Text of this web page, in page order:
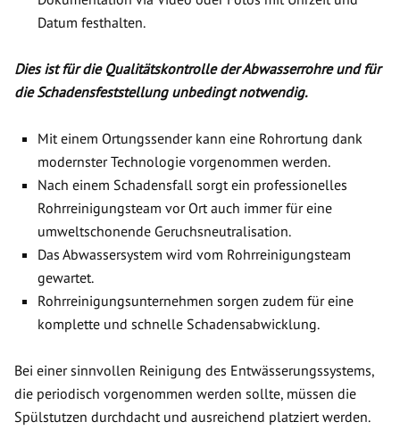
Datum festhalten.
Dies ist für die Qualitätskontrolle der Abwasserrohre und für
die Schadensfeststellung unbedingt notwendig.
Mit einem Ortungssender kann eine Rohrortung dank
modernster Technologie vorgenommen werden.
Nach einem Schadensfall sorgt ein professionelles
Rohrreinigungsteam vor Ort auch immer für eine
umweltschonende Geruchsneutralisation.
Das Abwassersystem wird vom Rohrreinigungsteam
gewartet.
Rohrreinigungsunternehmen sorgen zudem für eine
komplette und schnelle Schadensabwicklung.
Bei einer sinnvollen Reinigung des Entwässerungssystems,
die periodisch vorgenommen werden sollte, müssen die
Spülstutzen durchdacht und ausreichend platziert werden.